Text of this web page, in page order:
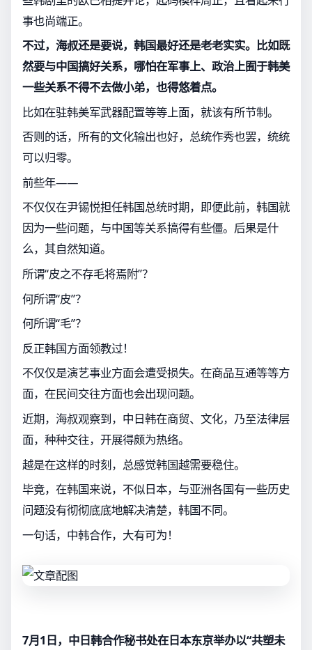
事也尚端正。
不过，海叔还是要说，韩国最好还是老老实实。比如既
然要与中国搞好关系，哪怕在军事上、政治上囿于韩美
一些关系不得不去做小弟，也得悠着点。
比如在驻韩美军武器配置等等上面，就该有所节制。
否则的话，所有的文化输出也好，总统作秀也罢，统统
可以归零。
前些年——
不仅仅在尹锡悦担任韩国总统时期，即便此前，韩国就
因为一些问题，与中国等关系搞得有些僵。后果是什
么，其自然知道。
所谓“皮之不存毛将焉附”？
何所谓“皮”？
何所谓“毛”？
反正韩国方面领教过！
不仅仅是演艺事业方面会遭受损失。在商品互通等等方
面，在民间交往方面也会出现问题。
近期，海叔观察到，中日韩在商贸、文化，乃至法律层
面，种种交往，开展得颇为热络。
越是在这样的时刻，总感觉韩国越需要稳住。
毕竟，在韩国来说，不似日本，与亚洲各国有一些历史
问题没有彻彻底底地解决清楚，韩国不同。
一句话，中韩合作，大有可为！
7月1日，中日韩合作秘书处在日本东京举办以“共塑未